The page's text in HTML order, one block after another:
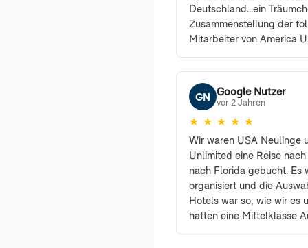
Deutschland...ein
Zusammenstellung der
Mitarbeiter von America
sehr freundlich
den Profis waren
können und werden
weiterempfehlen. Auch
begeistert und sind es
Dank an Herrn Sanders
Kolleginnen von America
Vorzeichen dieser Reise
nur soviel. Die Einreise
die Bühne. Der
aber nicht unfreundlich.
Schalter von gefühlt 40
GN Google Nutzer
vor 2 Jahren
★ ★ ★ ★ ★
Wir waren USA Neulinge
Unlimited eine Reise
nach Florida gebucht. Es
organisiert und die
Hotels war so, wie wir es
hatten eine Mittelklasse